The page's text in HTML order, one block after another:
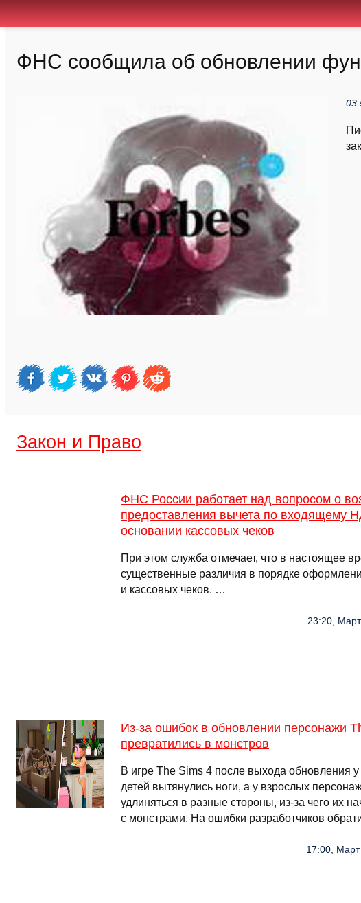
ФНС сообщила об обновлении
Закон и Право
ФНС России работает над вопросом о
предоставления вычета по входящему
основании кассовых чеков
При этом служба отмечает, что в настоящее
существенные различия в порядке
и кассовых чеков. …
23:20,
Из-за ошибок в обновлении персонажи
превратились в монстров
В игре The Sims 4 после выхода обновления
детей вытянулись ноги, а у взрослых
удлиняться в разные стороны, из-за чего их
с монстрами. На ошибки разработчиков
17:00,